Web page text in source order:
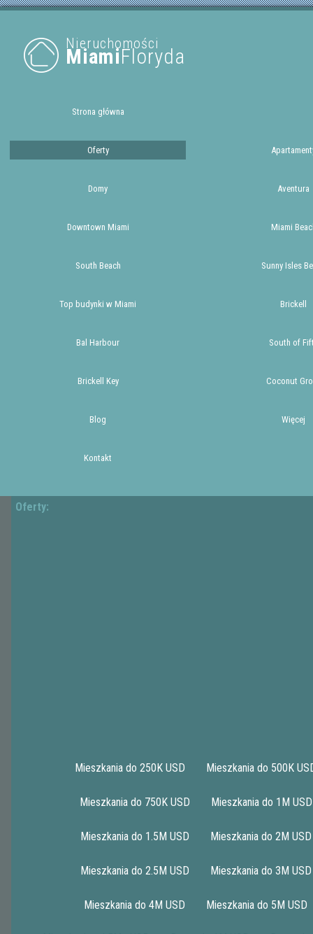
Nieruchomości
MiamiFloryda
Strona główna
Oferty
Domy Aventura
Downtown Miami Miami
South Beach Sunny Isles
Top budynki w Miami Brickell
Bal Harbour South of
Brickell Key Coconut
Blog Więcej
Kontakt
Oferty:
Mieszkania do 250K USD Mieszkania do 500K
Mieszkania do 750K USD Mieszkania do 1M USD
Mieszkania do 1.5M USD Mieszkania do 2M USD
Mieszkania do 2.5M USD Mieszkania do 3M USD
Mieszkania do 4M USD Mieszkania do 5M USD
1 2 3 5 >|
111 Fiesta, Fort Lauderdale